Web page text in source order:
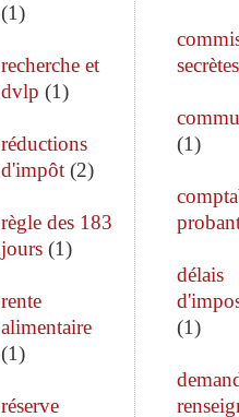
(1)
recherche et
dvlp (1)
réductions
d'impôt(2)
règle des 183
jours(1)
rente
alimentaire
(1)
réserve
secrètes
(1)
délais
(1)